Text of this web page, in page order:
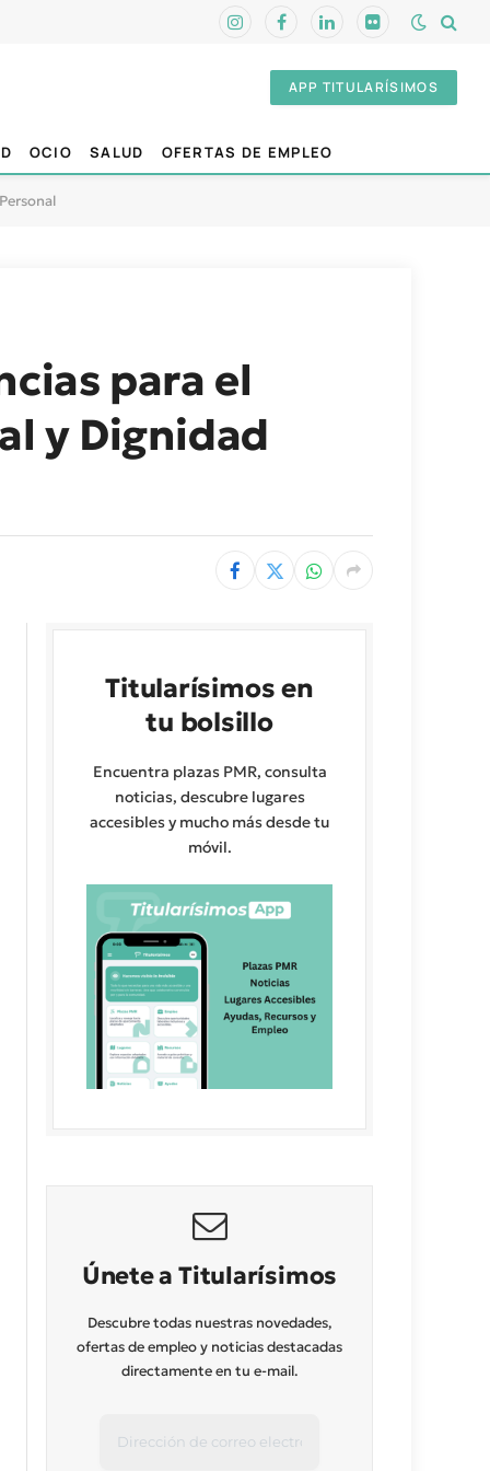
InstagramFacebookLinkedInFlickr
APP TITULARÍSIMOS
OCIO SALUD OFERTAS DE EMPLEO
para el
y Dignidad
Titularísimos en
tu bolsillo
Encuentra plazas PMR, consulta
noticias, descubre lugares
accesibles y mucho más desde tu
móvil.
Únete a Titularísimos
Descubre todas nuestras novedades,
ofertas de empleo y noticias destacadas
directamente en tu e-mail.